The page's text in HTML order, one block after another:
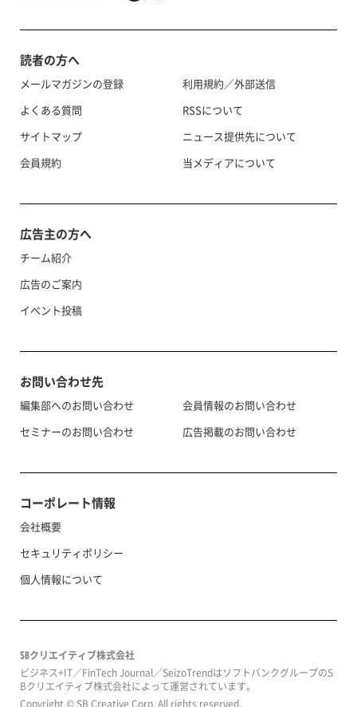
読者の方へ
メールマガジンの登録
よくある質問
サイトマップ
会員規約
利用規約／外部送信
RSSについて
ニュース提供先について
当メディアについて
広告主の方へ
チーム紹介
広告のご案内
イベント投稿
お問い合わせ先
編集部へのお問い合わせ
セミナーのお問い合わせ
会員情報のお問い合わせ
広告掲載のお問い合わせ
コーポレート情報
会社概要
セキュリティポリシー
個人情報について
SBクリエイティブ株式会社
ビジネス+IT／FinTech Journal／SeizoTrendはソフトバンクグループのS
Bクリエイティブ株式会社によって運営されています。
Copyright © SB Creative Corp. All rights reserved.